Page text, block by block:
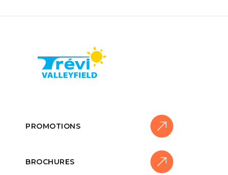
PROMOTIONS
BROCHURES